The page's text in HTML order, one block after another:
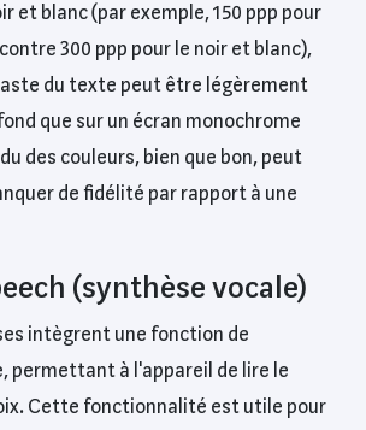
et blanc (par exemple, 150 ppp pour
300 ppp pour le noir et blanc),
du texte peut être légèrement
que sur un écran monochrome
des couleurs, bien que bon, peut
de fidélité par rapport à une
(synthèse vocale)
intègrent une fonction de
permettant à l'appareil de lire le
Cette fonctionnalité est utile pour